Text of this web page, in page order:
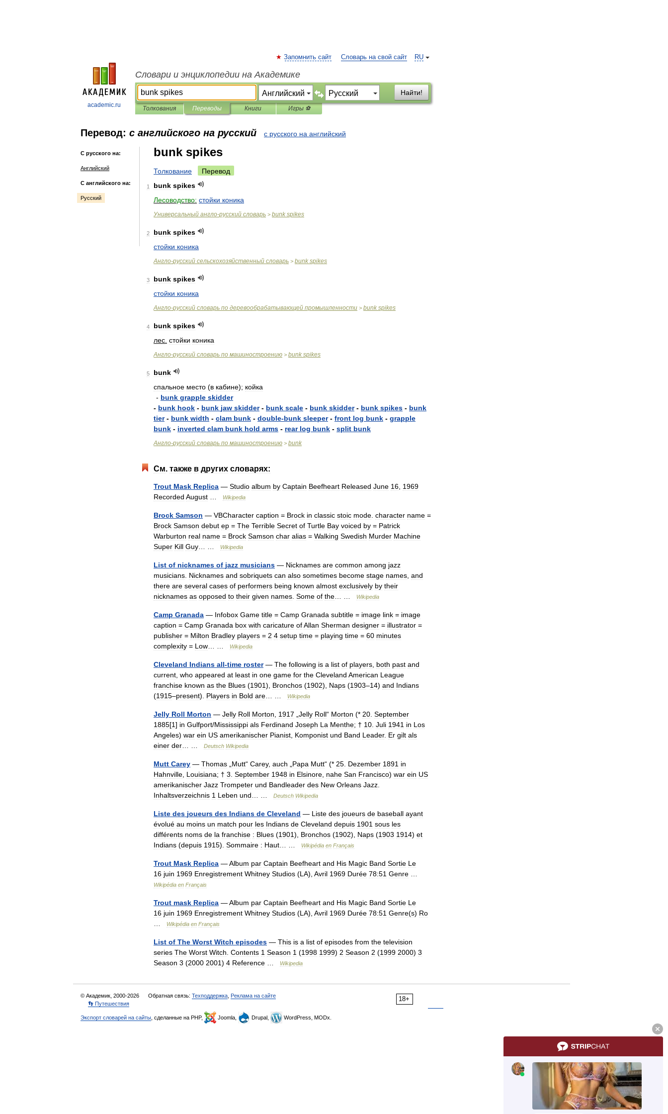
academic.ru
RU
Запомнить сайт Словарь на свой сайт
Словари и энциклопедии на Академике
Найти!
Толкования Переводы Книги Игры ⚽
Перевод: с английского на русский с русского на английский
С русского на:
Английский
С английского на:
Русский
bunk spikes
Толкование Перевод
1 bunk spikes
Лесоводство: стойки коника
Универсальный англо-русский словарь > bunk spikes
2 bunk spikes
стойки коника
Англо-русский сельскохозяйственный словарь > bunk spikes
3 bunk spikes
стойки коника
Англо-русский словарь по деревообрабатывающей промышленности > bunk spikes
4 bunk spikes
лес стойки коника
Англо-русский словарь по машиностроению > bunk spikes
5
bunk
спальное место (в кабине); койка
- bunk grapple skidder
- bunk hook - bunk jaw skidder- bunk scale - bunk skidder- bunk spikes - bunk
tier- bunk width - clam bunk - double-bunk sleeper- front log bunk - grapple
bunk - inverted clam bunk hold arms - rear log bunk - split bunk
Англо-русский словарь по машиностроению > bunk
См. также в других словарях:
Trout Mask Replica — Studio album by Captain Beefheart Released June 16 1969
Recorded August Wikipedia
Brock Samson — VBCharacter caption = Brock in classic stoic mode character name =
Brock Samson debut ep = The Terrible Secret of Turtle Bay voiced by = Patrick
Warburton real name = Brock Samson char alias = Walking Swedish Murder Machine
Super Kill Guy Wikipedia
List of nicknames of jazz musicians — Nicknames are common among jazz
musicians Nicknames and sobriquets can also sometimes become stage names and
there are several cases of performers being known almost exclusively by their
nicknames as opposed to their given names Some of the Wikipedia
Camp Granada — Infobox Game title = Camp Granada subtitle = image link = image
caption = Camp Granada box with caricature ofAllan Sherman designer = illustrator =
publisher = Milton Bradley players = 2 4 setup time = playing time = 60 minutes
complexity = Low Wikipedia
Cleveland Indians all-time roster— The following is a list of players both past and
current who appeared at least in one game for the Cleveland American League
franchise known as the Blues (1901), Bronchos (1902), Naps (1903–14) and Indians
(1915–present). Players in Bold are Wikipedia
Jelly Roll Morton — Jelly Roll Morton 1917 Jelly Roll“ Morton (* 20 September
1885[1] in Gulfport/Mississippi als Ferdinand Joseph La Menthe; † 10 Juli 1941 in Los
Angeles) war ein US amerikanischer Pianist Komponist und Band Leader. Er gilt als
einer der Deutsch Wikipedia
Mutt Carey — Thomas Mutt“ Carey, auch Papa Mutt“ (* 25 Dezember 1891 in
Hahnville Louisiana; † 3 September 1948 in Elsinore nahe San Francisco) war ein US
amerikanischer Jazz Trompeter und Bandleader des New Orleans Jazz
Inhaltsverzeichnis 1 Leben und Deutsch Wikipedia
Liste des joueurs des Indians de Cleveland — Liste des joueurs de baseball ayant
évolué au moins un match pour les Indians de Cleveland depuis 1901 sous les
différents noms de la franchise : Blues (1901), Bronchos (1902), Naps (1903 1914) et
Indians (depuis 1915). Sommaire : Haut Wikipédia en Français
Trout Mask Replica —Album par Captain Beefheart and His Magic Band Sortie Le
16 juin 1969 Enregistrement Whitney Studios (LA), Avril 1969 Durée 78:51 Genre
Wikipédia en Français
Trout mask Replica —Album par Captain Beefheart and His Magic Band Sortie Le
16 juin 1969 Enregistrement Whitney Studios (LA), Avril 1969 Durée 78:51 Genre(s) Ro
Wikipédia en Français
List of The Worst Witch episodes — This is a list of episodes from the television
series The Worst Witch Contents 1 Season 1 (1998 1999) 2 Season 2 (1999 2000) 3
Season 3 (2000 2001) 4 Reference Wikipedia
18+
© Академик, 2000-2026 Обратная связь: Техподдержка Реклама на сайте
👣 Путешествия
Экспорт словарей на сайты , сделанные на PHP, Joomla, Drupal, WordPress, MODx.